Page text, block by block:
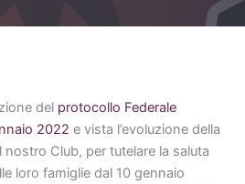
del protocollo Federale
2022 e vista l’evoluzione della
Club, per tutelare la saluta
loro famiglie dal 10 gennaio